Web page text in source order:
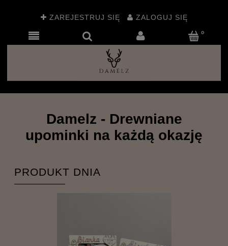
ZAREJESTRUJ SIĘ ZALOGUJ SIĘ
Personalizowane drewniane upominki i prezenty
Damelz - Drewniane
upominki na każdą okazję
PRODUKT DNIA